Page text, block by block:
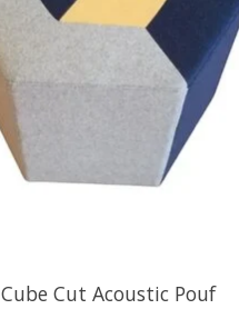
Cube Cut Acoustic Pouf